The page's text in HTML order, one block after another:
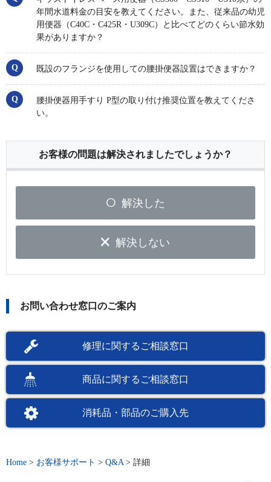
年間水道料金の目安を教えてください。また、従来品の幼児
用便器（C40C・C425R・U309C）と比べてどのくらい節水効
果がありますか？
既設のフランジを使用しての腰掛便器設置はできますか？
腰掛便器用手すり P型の取り付け推奨位置を教えてくださ
い。
お客様の問題は解決されましたでしょうか？
解決した
解決しない
お問い合わせ窓口のご案内
修理に関するご相談窓口
商品に関するご相談窓口
消耗品・部品のご購入先
Home > お客様サポート > Q&A > 詳細